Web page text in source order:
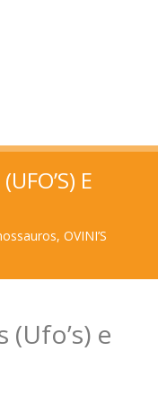
E
OVINI’S
(Ufo’s) e